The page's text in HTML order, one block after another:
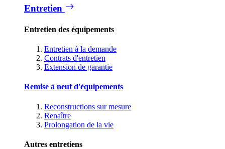
Entretien
Entretien des équipements
Entretien à la demande
Contrats d'entretien
Extension de garantie
Remise à neuf d'équipements
Reconstructions sur mesure
Renaître
Prolongation de la vie
Autres entretiens